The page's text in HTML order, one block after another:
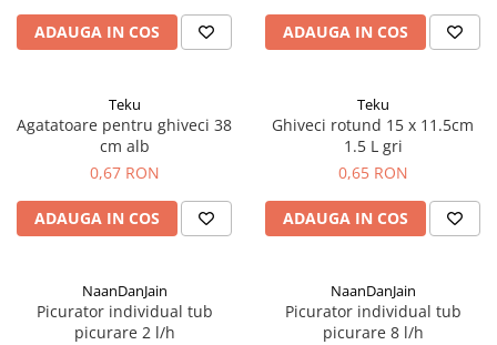
Pastarnac
patrunjel
Seminte plante aromatice
Seminte cereale
Cereale paioase
Floarea-Soarelui
Seminte si bulbi de flori
Seminte de gazon
ADAUGA IN COS ADAUGA IN COS
Teku
Agatatoare pentru ghiveci 38
cm alb
0,67 RON
ADAUGA IN COS
Teku
Ghiveci rotund 15 x 11.5cm
1.5 L gri
0,65 RON
ADAUGA IN COS
NaanDanJain
Picurator individual tub
picurare 2 l/h
NaanDanJain
Picurator individual tub
picurare 8 l/h